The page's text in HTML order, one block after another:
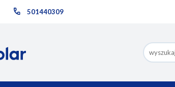
501440309
Kategorie